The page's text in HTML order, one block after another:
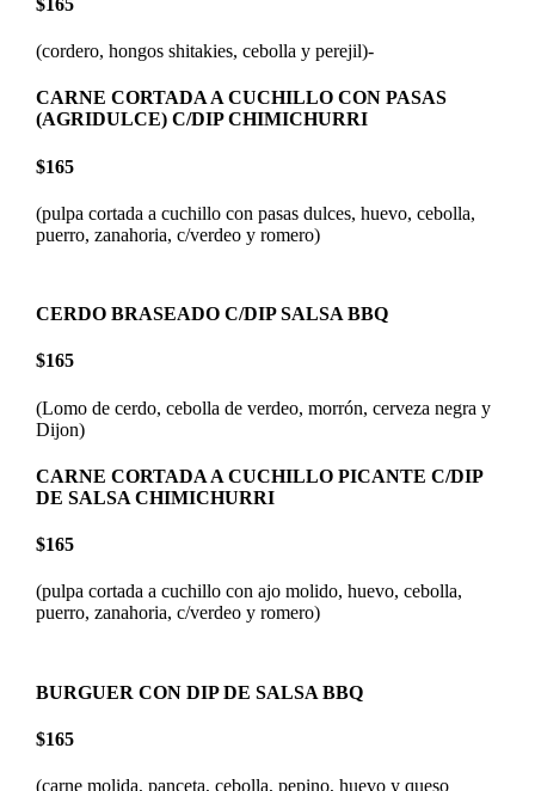
(cordero, hongos shitakies, cebolla y perejil)-
CARNE CORTADA A CUCHILLO CON PASAS
(AGRIDULCE) C/DIP CHIMICHURRI
$165
(pulpa cortada a cuchillo con pasas dulces, huevo, cebolla,
puerro, zanahoria, c/verdeo y romero)
CERDO BRASEADO C/DIP SALSA BBQ
$165
(Lomo de cerdo, cebolla de verdeo, morrón, cerveza negra y
Dijon)
CARNE CORTADA A CUCHILLO PICANTE C/DIP
DE SALSA CHIMICHURRI
$165
(pulpa cortada a cuchillo con ajo molido, huevo, cebolla,
puerro, zanahoria, c/verdeo y romero)
BURGUER CON DIP DE SALSA BBQ
$165
(carne molida, panceta, cebolla, pepino, huevo y queso